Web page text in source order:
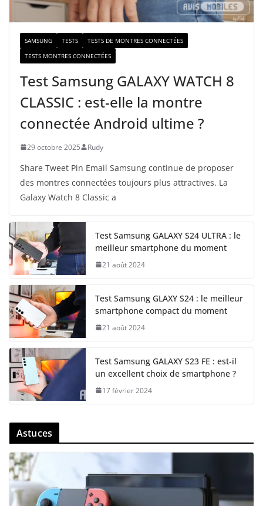
SAMSUNG TESTS
TESTS DE MONTRES CONNECTÉES
TESTS MONTRES CONNECTÉES
Test Samsung GALAXY WATCH 8
CLASSIC : est-elle la montre
connectée Android ultime ?
29 octobre 2025 Rudy
Share Tweet Pin Email Samsung continue de proposer
des montres connectées toujours plus attractives. La
Galaxy Watch 8 Classic a
Test Samsung GALAXY S24 ULTRA : le
meilleur smartphone du moment
21 août 2024
Test Samsung GLAXY S24 : le meilleur
smartphone compact du moment
21 août 2024
Test Samsung GALAXY S23 FE : est-il
un excellent choix de smartphone ?
17 février 2024
Astuces